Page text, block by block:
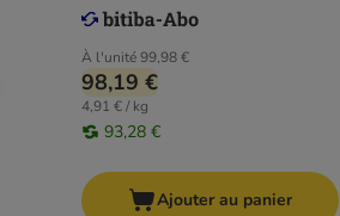
À l'unité99,98 €
98,19 €
4,91 € / kg
93,28 €
Ajouter au panier